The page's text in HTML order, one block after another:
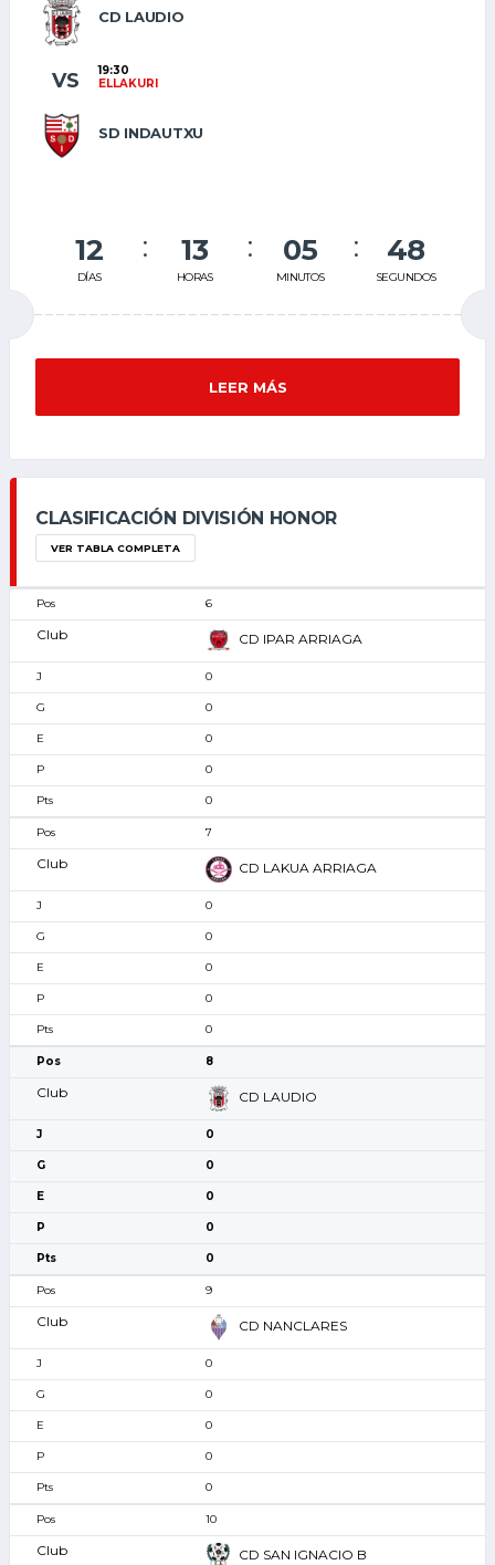
CD LAUDIO
SD INDAUTXU
VS
19:30
ELLAKURI
12
DÍAS
13
HORAS
05
MINUTOS
48
SEGUNDOS
LEER MÁS
CLASIFICACIÓN DIVISIÓN HONOR
VER TABLA COMPLETA
6
CD IPAR ARRIAGA
0
0
0
0
0
7
CD LAKUA ARRIAGA
0
0
0
0
0
8
CD LAUDIO
0
0
0
0
0
9
CD NANCLARES
0
0
0
0
0
10
CD SAN IGNACIO B